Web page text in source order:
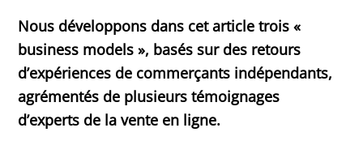
Nous développons dans cet article trois «
business models », basés sur des retours
d’expériences de commerçants indépendants,
agrémentés de plusieurs témoignages
d’experts de la vente en ligne.